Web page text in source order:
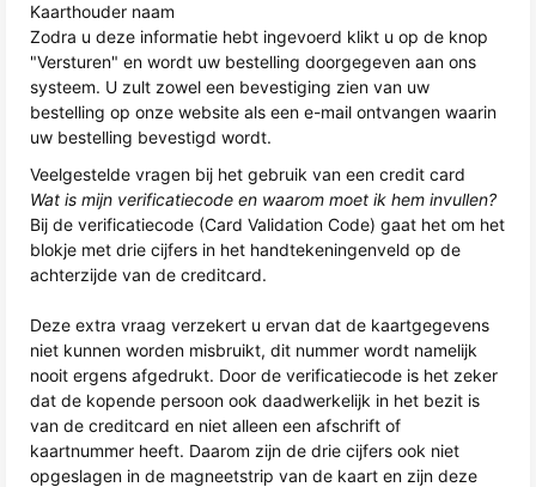
Kaarthouder naam
Zodra u deze informatie hebt ingevoerd klikt u op de knop
"Versturen" en wordt uw bestelling doorgegeven aan ons
systeem. U zult zowel een bevestiging zien van uw
bestelling op onze website als een e-mail ontvangen waarin
uw bestelling bevestigd wordt.
Veelgestelde vragen bij het gebruik van een credit card
Wat is mijn verificatiecode en waarom moet ik hem invullen?
Bij de verificatiecode (Card Validation Code) gaat het om het
blokje met drie cijfers in het handtekeningenveld op de
achterzijde van de creditcard.
Deze extra vraag verzekert u ervan dat de kaartgegevens
niet kunnen worden misbruikt, dit nummer wordt namelijk
nooit ergens afgedrukt. Door de verificatiecode is het zeker
dat de kopende persoon ook daadwerkelijk in het bezit is
van de creditcard en niet alleen een afschrift of
kaartnummer heeft. Daarom zijn de drie cijfers ook niet
opgeslagen in de magneetstrip van de kaart en zijn deze